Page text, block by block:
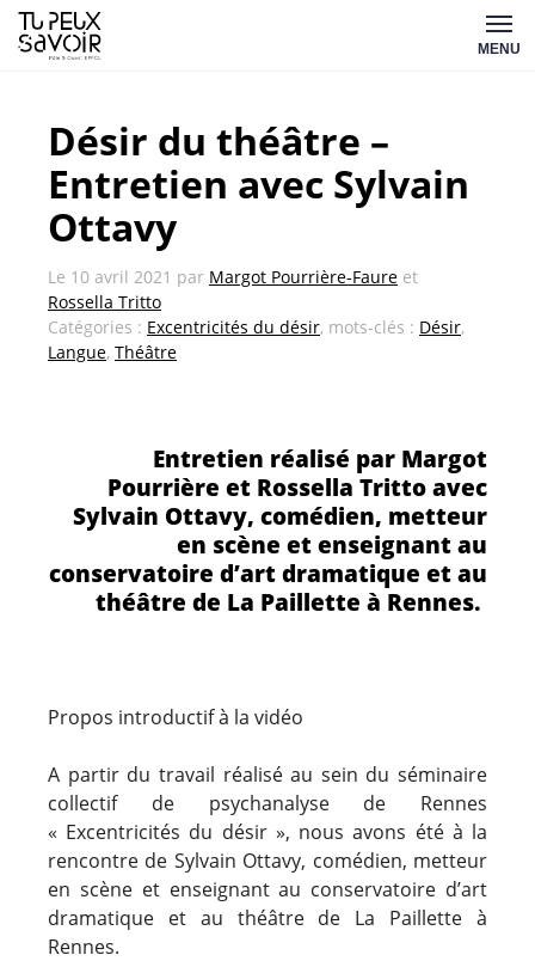
Aller
au
MENU
Désir du théâtre –
Entretien avec Sylvain
Ottavy
Le 10 avril 2021 par Margot Pourrière-Faure et
Rossella Tritto
Catégories : Excentricités du désir, mots-clés : Désir,
Langue, Théâtre
Entretien réalisé par Margot
Pourrière et Rossella Tritto avec
Sylvain Ottavy, comédien, metteur
en scène et enseignant au
conservatoire d’art dramatique et au
théâtre de La Paillette à Rennes.
Propos introductif à la vidéo
A partir du travail réalisé au sein du séminaire
collectif de psychanalyse de Rennes
« Excentricités du désir », nous avons été à la
rencontre de Sylvain Ottavy, comédien, metteur
en scène et enseignant au conservatoire d’art
dramatique et au théâtre de La Paillette à
Rennes.